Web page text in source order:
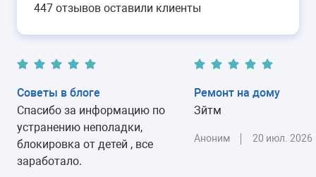
447 отзывов оставили клиенты
Советы в блоге
Спасибо за информацию по
устранению неполадки,
блокировка от детей , все
заработало.
Ремонт на дому
Зйтм
Аноним 20 июл. 2026